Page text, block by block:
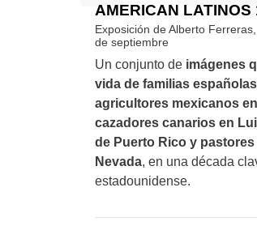
AMERICAN LATINOS
Exposición de Alberto
de septiembre
Un conjunto de imágenes
vida de familias
agricultores mexicanos
cazadores canarios en
de Puerto Rico y
Nevada, en una década
estadounidense.